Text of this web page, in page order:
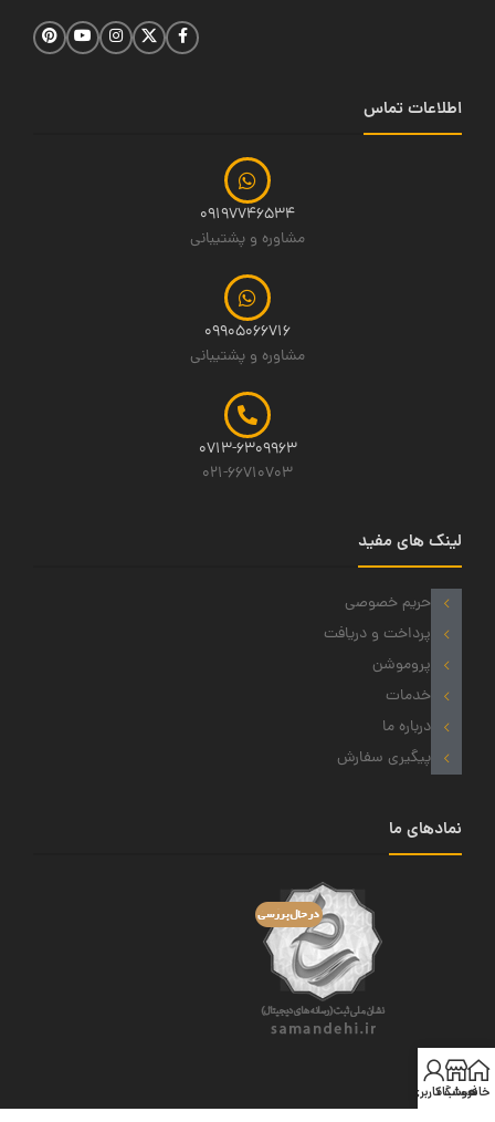
اطلاعات تماس
09197746534
مشاوره و پشتیبانی
09905066716
مشاوره و پشتیبانی
0713-6309963
021-66710703
لینک های مفید
حریم خصوصی
پرداخت و دریافت
پروموشن
خدمات
درباره ما
پیگیری سفارش
نمادهای ما
خانهفروشگاه
حساب کاربری من